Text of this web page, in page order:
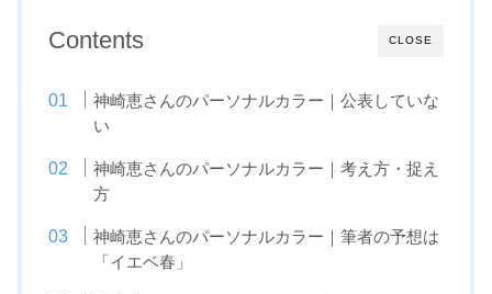
CLOSE
Contents
神崎恵さんのパーソナルカラー｜公表していな
い
神崎恵さんのパーソナルカラー｜考え方・捉え
方
神崎恵さんのパーソナルカラー｜筆者の予想は
「イエベ春」